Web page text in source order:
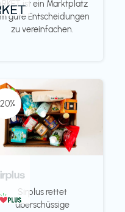
ist ein Marktplatz
gute Entscheidungen
zu vereinfachen.
Sirplus rettet
überschüssige